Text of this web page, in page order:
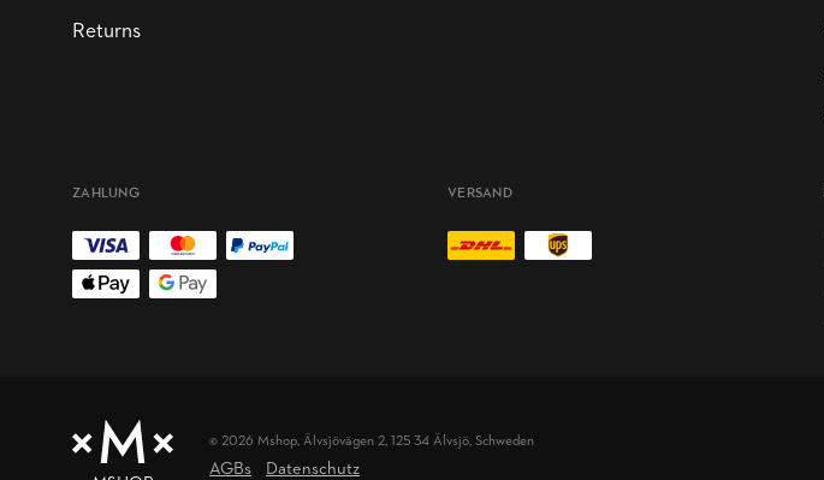
Returns
ZAHLUNG VERSAND
© 2026 Mshop, Älvsjövägen 2, 125 34 Älvsjö, Schweden
AGBs Datenschutz